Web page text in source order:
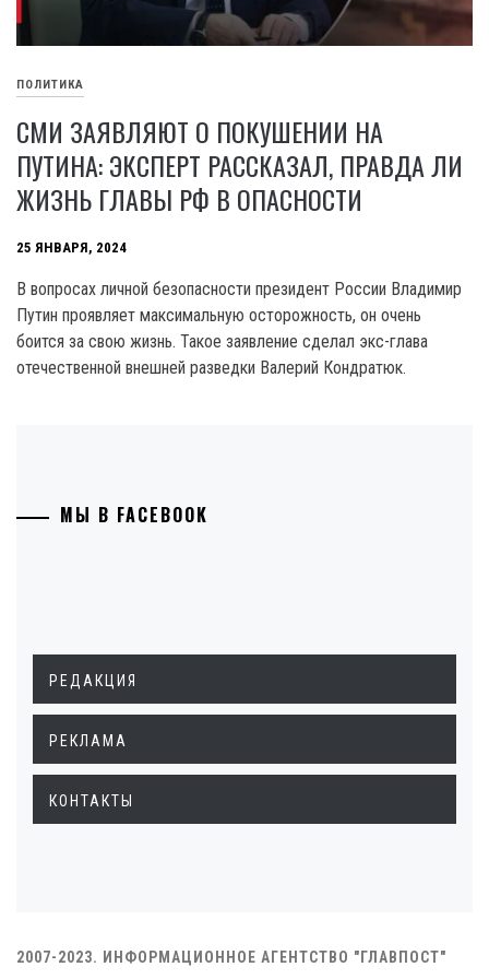
ПОЛИТИКА
СМИ ЗАЯВЛЯЮТ О ПОКУШЕНИИ НА
ПУТИНА: ЭКСПЕРТ РАССКАЗАЛ, ПРАВДА ЛИ
ЖИЗНЬ ГЛАВЫ РФ В ОПАСНОСТИ
25 ЯНВАРЯ, 2024
В вопросах личной безопасности президент России Владимир
Путин проявляет максимальную осторожность, он очень
боится за свою жизнь. Такое заявление сделал экс-глава
отечественной внешней разведки Валерий Кондратюк.
МЫ В FACEBOOK
РЕДАКЦИЯ
РЕКЛАМА
КОНТАКТЫ
2007-2023. ИНФОРМАЦИОННОЕ АГЕНТСТВО "ГЛАВПОСТ"